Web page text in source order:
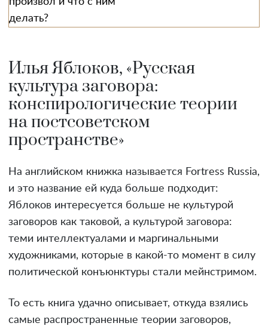
Илья Яблоков, «Русская
культура заговора:
конспирологические теории
на постсоветском
пространстве»
На английском книжка называется Fortress Russia,
и это название ей куда больше подходит:
Яблоков интересуется больше не культурой
заговоров как таковой, а культурой заговора:
теми интеллектуалами и маргинальными
художниками, которые в какой-то момент в силу
политической конъюнктуры стали мейнстримом.
То есть книга удачно описывает, откуда взялись
самые распространенные теории заговоров,